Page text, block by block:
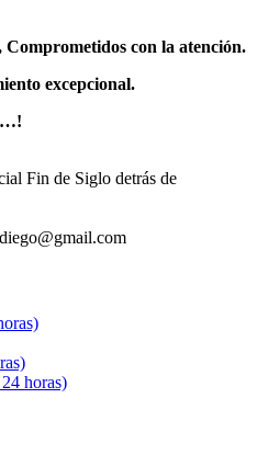
Comprometidos con la atención.
excepcional.
Fin de Siglo detrás de
horas)